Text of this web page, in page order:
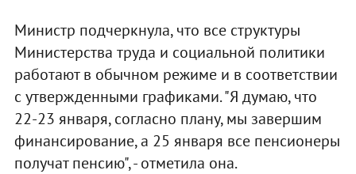
Министр подчеркнула, что все структуры
Министерства труда и социальной политики
работают в обычном режиме и в соответствии
с утвержденными графиками. "Я думаю, что
22-23 января, согласно плану, мы завершим
финансирование, а 25 января все пенсионеры
получат пенсию", - отметила она.